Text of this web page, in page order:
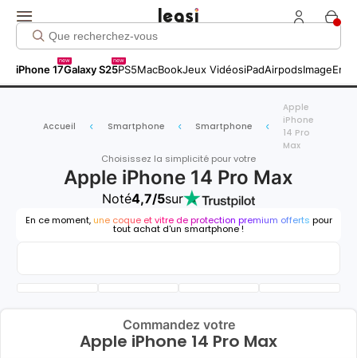
iPhone 17
new
Galaxy S25
new
PS5MacBookJeux VidéosiPadAirpodsImage
Accueil Smartphone Smartphone
Apple
iPhone
14 Pro
Max
Choisissez la simplicité pour votre
Apple iPhone 14 Pro Max
Noté4,7/5sur
En ce moment, une coque et vitre de protection premium offerts pour
tout achat d'un smartphone !
Commandez votre
Apple iPhone 14 Pro Max